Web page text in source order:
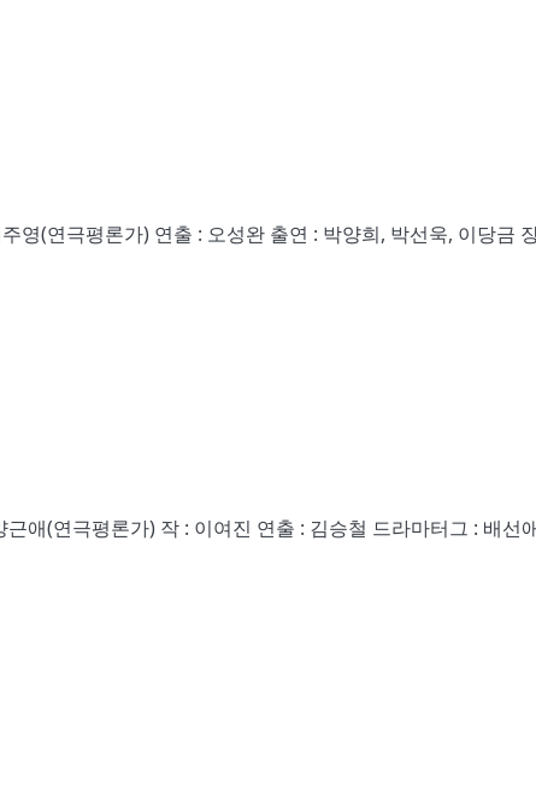
영(연극평론가) 연출 : 오성완 출연 : 박양희, 박선욱, 이당금
애(연극평론가) 작 : 이여진 연출 : 김승철 드라마터그 : 배선